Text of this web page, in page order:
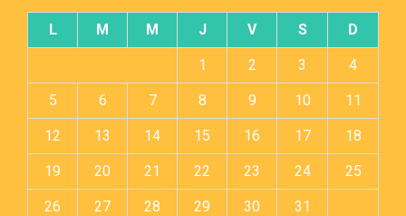
L M M J V S D
1 2 3 4
5 6 7 8 9 10 11
12 13 14 15 16 17 18
19 20 21 22 23 24 25
26 27 28 29 30 31